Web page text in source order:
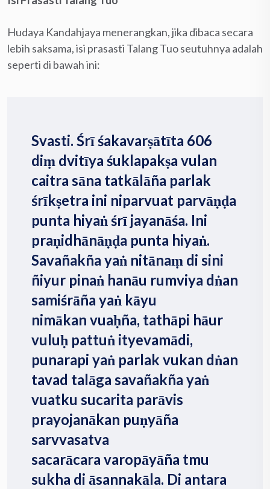
Hudaya Kandahjaya menerangkan, jika dibaca secara
lebih saksama, isi prasasti Talang Tuo seutuhnya adalah
seperti di bawah ini:
Svasti. Śrī śakavarṣātīta 606
diṃ dvitīya śuklapakṣa vulan
caitra sāna tatkālāña parlak
śrīkṣetra ini niparvuat parvāṇḍa
punta hiyaṅ śrī jayanāśa. Ini
praṇidhānāṇḍa punta hiyaṅ.
Savañakña yaṅ nitānaṃ di sini
ñiyur pinaṅ hanāu rumviya dṅan
samiśrāña yaṅ kāyu
nimākan vuaḥña, tathāpi hāur
vuluḥ pattuṅ ityevamādi,
punarapi yaṅ parlak vukan dṅan
tavad talāga savañakña yaṅ
vuatku sucarita parāvis
prayojanākan puṇyāña
sarvvasatva
sacarācara varopāyāña tmu
sukha di āsannakāla. Di antara